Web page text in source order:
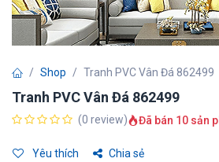
Shop Tranh PVC Vân Đá 862499
Tranh PVC Vân Đá 862499
(0 review) Đã bán 10 sản
Yêu thích Chia sẻ